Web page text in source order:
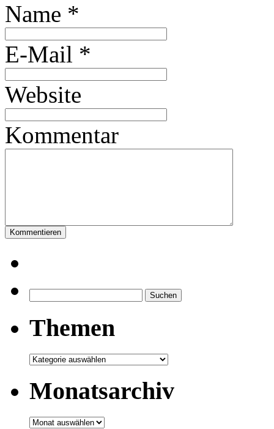
Name *
E-Mail *
Website
Kommentar
nach:
Themen
Themen
Monatsarchiv
Monatsarchiv